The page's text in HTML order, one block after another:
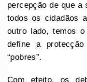
percepção de que a
todos os cidadãos
outro lado, temos
define a
“pobres”.
Com efeito, os